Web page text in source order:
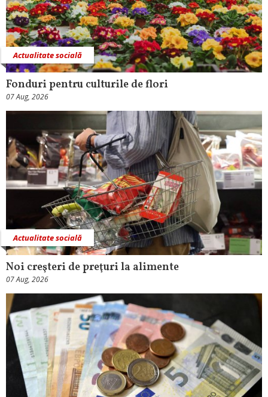
Actualitate socială
Fonduri pentru culturile de flori
07 Aug, 2026
Actualitate socială
Noi creşteri de preţuri la alimente
07 Aug, 2026